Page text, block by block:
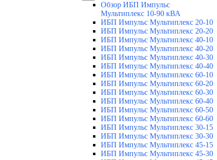
Обзор ИБП Импульс
Мультиплекс 10-90 кВА
ИБП Импульс Мультиплекс 20-10
ИБП Импульс Мультиплекс 20-20
ИБП Импульс Мультиплекс 40-10
ИБП Импульс Мультиплекс 40-20
ИБП Импульс Мультиплекс 40-30
ИБП Импульс Мультиплекс 40-40
ИБП Импульс Мультиплекс 60-10
ИБП Импульс Мультиплекс 60-20
ИБП Импульс Мультиплекс 60-30
ИБП Импульс Мультиплекс 60-40
ИБП Импульс Мультиплекс 60-50
ИБП Импульс Мультиплекс 60-60
ИБП Импульс Мультиплекс 30-15
ИБП Импульс Мультиплекс 30-30
ИБП Импульс Мультиплекс 45-15
ИБП Импульс Мультиплекс 45-30